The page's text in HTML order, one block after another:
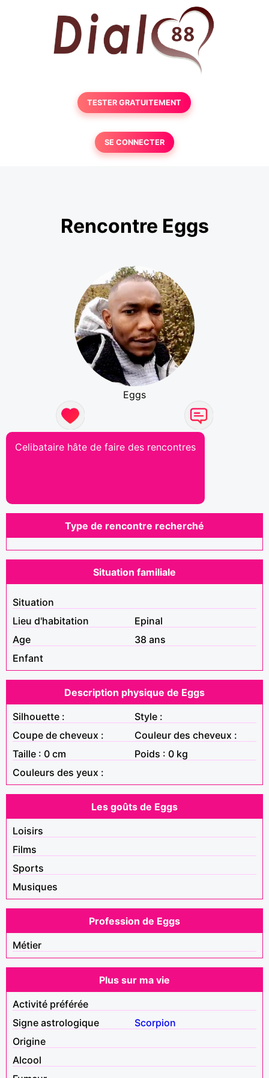
TESTER GRATUITEMENT
SE CONNECTER
Rencontre Eggs
Eggs
Celibataire hâte de faire des rencontres
Type de rencontre recherché
Situation familiale
Situation
Lieu d'habitation
Epinal
Age
38 ans
Enfant
Description physique de Eggs
Silhouette :
Style :
Coupe de cheveux :
Couleur des cheveux :
Taille : 0 cm
Poids : 0 kg
Couleurs des yeux :
Les goûts de Eggs
Loisirs
Films
Sports
Musiques
Profession de Eggs
Métier
Plus sur ma vie
Activité préférée
Signe astrologique
Scorpion
Origine
Alcool